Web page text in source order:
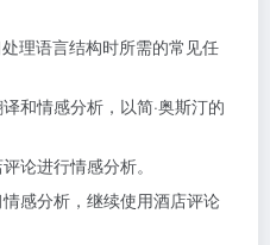
理语言结构时所需的常见任
和情感分析，以简·奥斯汀的
论进行情感分析。
感分析，继续使用酒店评论